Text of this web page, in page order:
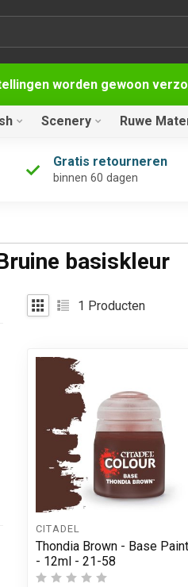
worden gewoon
Scenery Ruwe
Gratis retourneren
binnen 60 dagen
basiskleur
1 Producten
CITADEL
Thondia Brown - Base Paint
- 12ml - 21-58